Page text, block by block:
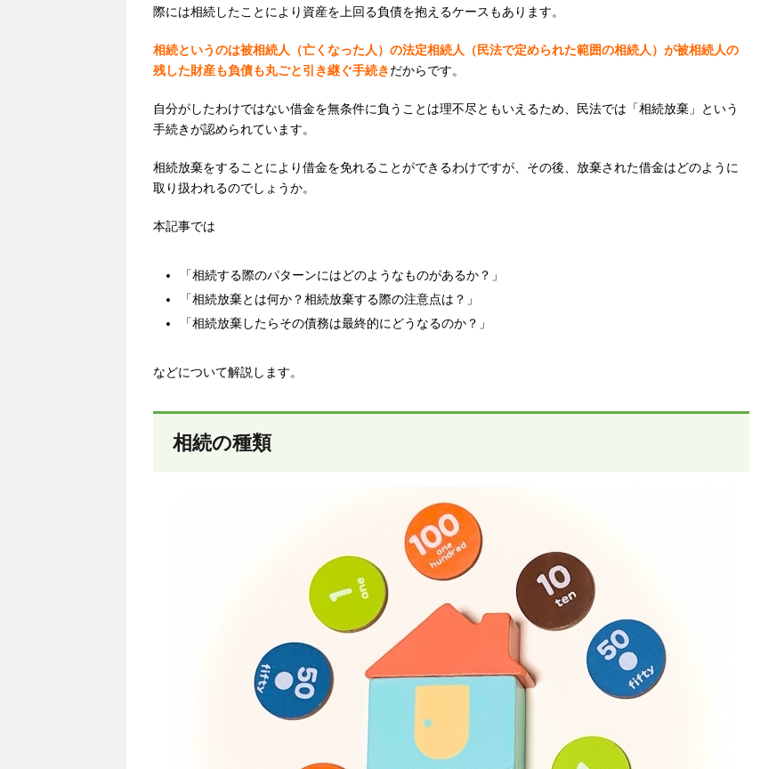
際には相続したことにより資産を上回る負債を抱えるケースもあります。
相続というのは被相続人（亡くなった人）の法定相続人（民法で定められた範囲の相続人）が被相続人の
残した財産も負債も丸ごと引き継ぐ手続きだからです。
自分がしたわけではない借金を無条件に負うことは理不尽ともいえるため、民法では「相続放棄」という
手続きが認められています。
相続放棄をすることにより借金を免れることができるわけですが、その後、放棄された借金はどのように
取り扱われるのでしょうか。
本記事では
「相続する際のパターンにはどのようなものがあるか？」
「相続放棄とは何か？相続放棄する際の注意点は？」
「相続放棄したらその債務は最終的にどうなるのか？」
などについて解説します。
相続の種類